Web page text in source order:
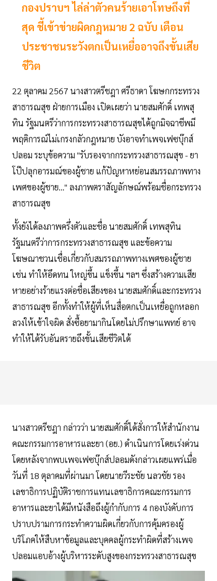
กองปราบฯ ไล่ล่าตัวคนร้ายเอาโทษถึงที่
สุด ชี้เข้าข่ายผิดกฎหมาย 2 ฉบับ เตือน
ประชาชนระวังตกเป็นเหยื่ออาจถึงขั้นเสีย
ชีวิต
22 ตุลาคม 2567 นางสาวตรีชฎา ศรีธาดา โฆษกกระทรวง
สาธารณสุข ฝ่ายการเมือง เปิดเผยว่า นายสมศักดิ์ เทพสุ
ทิน รัฐมนตรีว่าการกระทรวงสาธารณสุขได้ถูกมิจฉาชีพมี
พฤติการณ์ไม่เกรงกลัวกฎหมาย บังอาจทำเพจเฟซบุ๊กส์
ปลอม ระบุข้อความ "รับรองจากกระทรวงสาธารณสุข - ยา
โป๊ปลุกอารมณ์ของผู้ชาย แก้ปัญหาหย่อนสมรรถภาพทาง
เพศของผู้ชาย…" ลงภาพตราสัญลักษณ์พร้อมชื่อกระทรวง
สาธารณสุข
ทั้งยังได้ลงภาพครึ่งตัวและชื่อ นายสมศักดิ์ เทพสุทิน
รัฐมนตรีว่าการกระทรวงสาธารณสุข และข้อความ
โฆษณาชวนเชื่อเกี่ยวกับสมรรถภาพทางเพศของผู้ชาย
เช่น ทำให้อึดทน ใหญ่ขึ้น แข็งขึ้น ฯลฯ ซึ่งสร้างความเสีย
หายอย่างร้ายแรงต่อชื่อเสียงของ นายสมศักดิ์และกระทรวง
สาธารณสุข อีกทั้งทำให้ผู้ที่เห็นสื่อตกเป็นเหยื่อถูกหลอก
ลวงให้เข้าใจผิด สั่งซื้อยามากินโดยไม่ปรึกษาแพทย์ อาจ
ทำให้ได้รับอันตรายถึงขั้นเสียชีวิตได้
นางสาวตรีชฎา กล่าวว่า นายสมศักดิ์ได้สั่งการให้สำนักงาน
คณะกรรมการอาหารและยา (อย.) ดำเนินการโดยเร่งด่วน
โดยหลังจากพบเพจเฟซบุ๊กส์ปลอมดังกล่าวเผยแพร่เมื่อ
วันที่ 18 ตุลาคมที่ผ่านมา โดยนายวีระชัย นลวชัย รอง
เลขาธิการปฏิบัติราชการแทนเลขาธิการคณะกรรมการ
อาหารและยาได้มีหนังสือถึงผู้กำกับการ 4 กองบังคับการ
ปราบปรามการกระทำความผิดเกี่ยวกับการคุ้มครองผู้
บริโภคให้สืบหาข้อมูลและบุคคลผู้กระทำผิดที่สร้างเพจ
ปลอมแอบอ้างผู้บริหารระดับสูงของกระทรวงสาธารณสุข